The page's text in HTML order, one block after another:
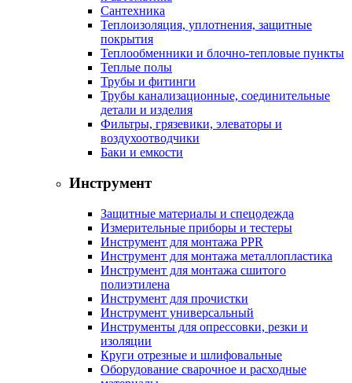
Сантехника
Теплоизоляция, уплотнения, защитные
покрытия
Теплообменники и блочно-тепловые пункты
Теплые полы
Трубы и фитинги
Трубы канализационные, соединительные
детали и изделия
Фильтры, грязевики, элеваторы и
воздухоотводчики
Баки и емкости
Инструмент
Защитные материалы и спецодежда
Измерительные приборы и тестеры
Инструмент для монтажа PPR
Инструмент для монтажа металлопластика
Инструмент для монтажа сшитого
полиэтилена
Инструмент для прочистки
Инструмент универсальный
Инструменты для опрессовки, резки и
изоляции
Круги отрезные и шлифовальные
Оборудование сварочное и расходные